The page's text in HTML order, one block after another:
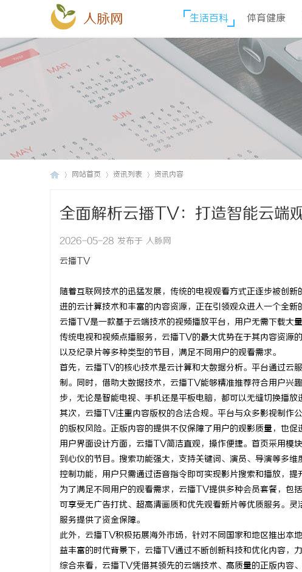
人脉网 生活百科 体育健康
网站首页 资讯列表 资讯内容
全面解析云播TV：打造智能云端
2026-05-28 发布于 人脉网
云播TV
随着互联网技术的迅猛发展，传统的电视观看方式正逐步被创
进的云计算技术和丰富的内容资源，正在引领观众进入一个全新
云播TV是一款基于云端技术的视频播放平台，用户无需下载大
传统电视和视频点播服务，云播TV的最大优势在于其内容资源
以及纪录片等多种类型的节目，满足不同用户的观看需求。
首先，云播TV的核心技术是云计算和大数据分析。平台通过云
制。同时，借助大数据技术，云播TV能够精准推荐符合用户兴
步，无论是智能电视、手机还是平板电脑，都可以无缝切换播放
其次，云播TV注重内容版权的合法合规。平台与众多影视制作
的版权风险。正版内容的提供不仅保障了用户的观影质量，也促
用户界面设计方面，云播TV简洁直观，操作便捷。首页采用模
到心仪的节目。搜索功能强大，支持关键词、演员、导演等多
控制功能，用户只需通过语音指令即可实现影片搜索和播放，提
为了满足不同用户的观看需求，云播TV提供多种会员套餐，包
可享受无广告打扰、超高清画质和优先观看新片等优质服务。
服务提供了资金保障。
此外，云播TV积极拓展海外市场，针对不同国家和地区推出本
益丰富的时代背景下，云播TV通过不断创新科技和优化内容，
综合来看，云播TV凭借其领先的云端技术、高质量的正版内容
武汉配眼镜 上海配